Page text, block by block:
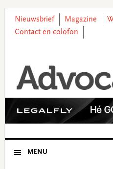
primary
main
primary
footer
Nieuwsbrief Magazine
Contact en colofon
MENU